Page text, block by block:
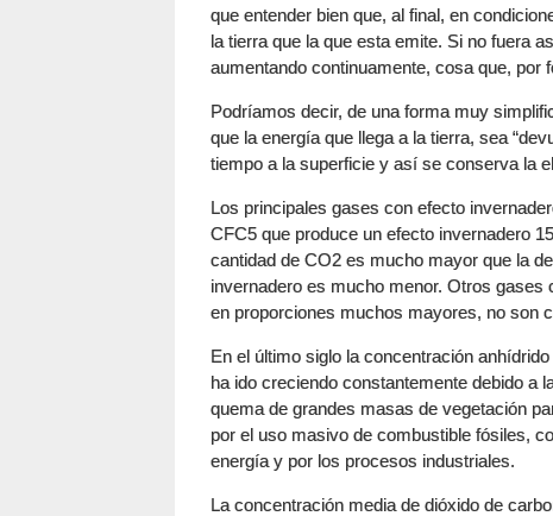
que entender bien que, al final, en
la tierra que la que esta emite. Si no fuera
aumentando continuamente, cosa que, por
Podríamos decir, de una forma muy
que la energía que llega a la tierra, sea
tiempo a la superficie y así se conserva la
Los principales gases con efecto
CFC5 que produce un efecto invernadero
cantidad de CO2 es mucho mayor que la
invernadero es mucho menor. Otros
en proporciones muchos mayores, no son
En el último siglo la concentración
ha ido creciendo constantemente debido a
quema de grandes masas de vegetación
por el uso masivo de combustible fósiles,
energía y por los procesos industriales.
La concentración media de dióxido de